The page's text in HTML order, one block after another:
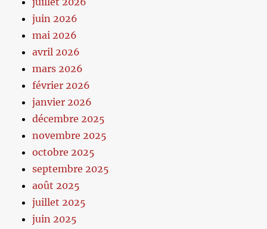
juin 2026
mai 2026
avril 2026
mars 2026
février 2026
janvier 2026
décembre 2025
novembre 2025
octobre 2025
septembre 2025
août 2025
juillet 2025
juin 2025